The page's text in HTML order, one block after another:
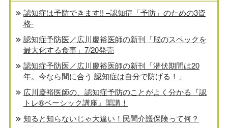
認知症は予防できます!! –認知症「予防」のための3資
格-
認知症予防医／広川慶裕医師の新刊「脳のスペックを
最大化する食事」7/20発売
認知症予防医／広川慶裕医師の新刊「潜伏期間は20
年。今なら間に合う 認知症は自分で防げる！」
広川慶裕医師の、認知症予防のことがよく分かる『認
トレ®️ベーシック講座』開講！
知ると知らないじゃ大違い！民間介護保険って何？